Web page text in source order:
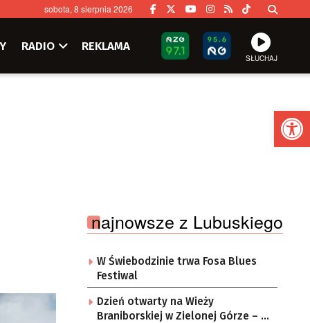
sobota, 8 sierpnia 2026
RADIO REKLAMA
SŁUCHAJ
najnowsze z Lubuskiego
W Świebodzinie trwa Fosa Blues
Festiwal
Dzień otwarty na Wieży
Braniborskiej w Zielonej Górze – po